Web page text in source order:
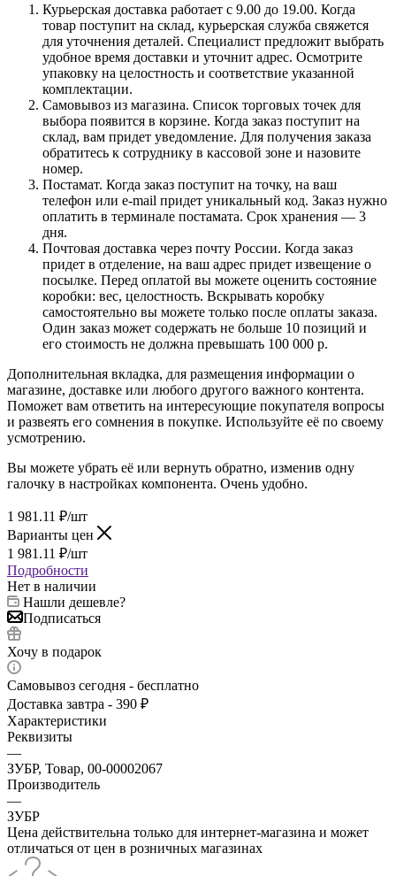
Курьерская доставка работает с 9.00 до 19.00. Когда
товар поступит на склад, курьерская служба свяжется
для уточнения деталей. Специалист предложит выбрать
удобное время доставки и уточнит адрес. Осмотрите
упаковку на целостность и соответствие указанной
комплектации.
Самовывоз из магазина. Список торговых точек для
выбора появится в корзине. Когда заказ поступит на
склад, вам придет уведомление. Для получения заказа
обратитесь к сотруднику в кассовой зоне и назовите
номер.
Постамат. Когда заказ поступит на точку, на ваш
телефон или e-mail придет уникальный код. Заказ нужно
оплатить в терминале постамата. Срок хранения — 3
дня.
Почтовая доставка через почту России. Когда заказ
придет в отделение, на ваш адрес придет извещение о
посылке. Перед оплатой вы можете оценить состояние
коробки: вес, целостность. Вскрывать коробку
самостоятельно вы можете только после оплаты заказа.
Один заказ может содержать не больше 10 позиций и
его стоимость не должна превышать 100 000 р.
Дополнительная вкладка, для размещения информации о
магазине, доставке или любого другого важного контента.
Поможет вам ответить на интересующие покупателя вопросы
и развеять его сомнения в покупке. Используйте её по своему
усмотрению.
Вы можете убрать её или вернуть обратно, изменив одну
галочку в настройках компонента. Очень удобно.
1 981.11 ₽/шт
Варианты цен
1 981.11 ₽/шт
Подробности
Нет в наличии
Нашли дешевле?
Подписаться
Хочу в подарок
Самовывоз сегодня - бесплатно
Доставка завтра - 390 ₽
Характеристики
Реквизиты
—
ЗУБР, Товар, 00-00002067
Производитель
—
ЗУБР
Цена действительна только для интернет-магазина и может
отличаться от цен в розничных магазинах